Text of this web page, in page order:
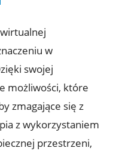
w
swojej
możliwości, które
zmagające się z
z wykorzystaniem
przestrzeni,